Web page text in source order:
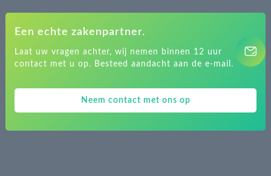
Een echte zakenpartner.
Laat uw vragen achter, wij nemen binnen 12 uur
contact met u op. Besteed aandacht aan de e-mail.
Neem contact met ons op